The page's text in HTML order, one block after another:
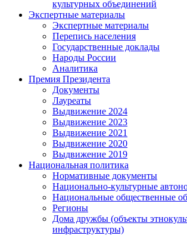
культурных объединений
Экспертные материалы
Экспертные материалы
Перепись населения
Государственные доклады
Народы России
Аналитика
Премия Президента
Документы
Лауреаты
Выдвижение 2024
Выдвижение 2023
Выдвижение 2021
Выдвижение 2020
Выдвижение 2019
Национальная политика
Нормативные документы
Национально-культурные
Национальные общественные
Регионы
Дома дружбы (объекты
инфраструктуры)